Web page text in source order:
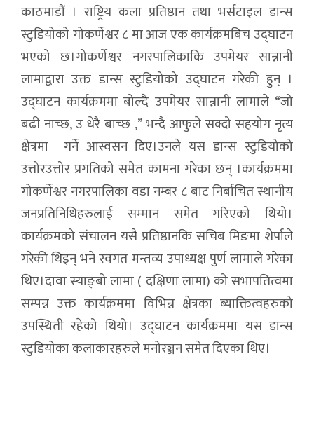
काठमाडौं । राष्ट्रिय कला प्रतिष्ठान तथा भर्सटाइल डान्स
स्टुडियोको गोकर्णेश्वर ८ मा आज एक कार्यक्रमबिच उद्घाटन
भएको छ।गोकर्णेश्वर नगरपालिकाकि उपमेयर सान्नानी
लामाद्वारा उक्त डान्स स्टुडियोको उद्घाटन गरेकी हुन् ।
उद्घाटन कार्यक्रममा बोल्दै उपमेयर सान्नानी लामाले “जो
बढी नाच्छ, उ धेरै बाच्छ ,” भन्दै आफुले सक्दो सहयोग नृत्य
क्षेत्रमा गर्ने आस्वसन दिए।उनले यस डान्स स्टुडियोको
उत्तोरउत्तोर प्रगतिको समेत कामना गरेका छन् ।कार्यक्रममा
गोकर्णेश्वर नगरपालिका वडा नम्बर ८ बाट निर्बाचित स्थानीय
जनप्रतिनिधिहरुलाई सम्मान समेत गरिएको थियो।
कार्यक्रमको संचालन यसै प्रतिष्ठानकि सचिब मिङमा शेर्पाले
गरेकी थिइन् भने स्वगत मन्तव्य उपाध्यक्ष पुर्ण लामाले गरेका
थिए।दावा स्याङ्बो लामा ( दक्षिणा लामा) को सभापतित्वमा
सम्पन्न उक्त कार्यक्रममा विभिन्न क्षेत्रका ब्याक्तित्वहरुको
उपस्थिती रहेको थियो। उद्घाटन कार्यक्रममा यस डान्स
स्टुडियोका कलाकारहरुले मनोरञ्जन समेत दिएका थिए।